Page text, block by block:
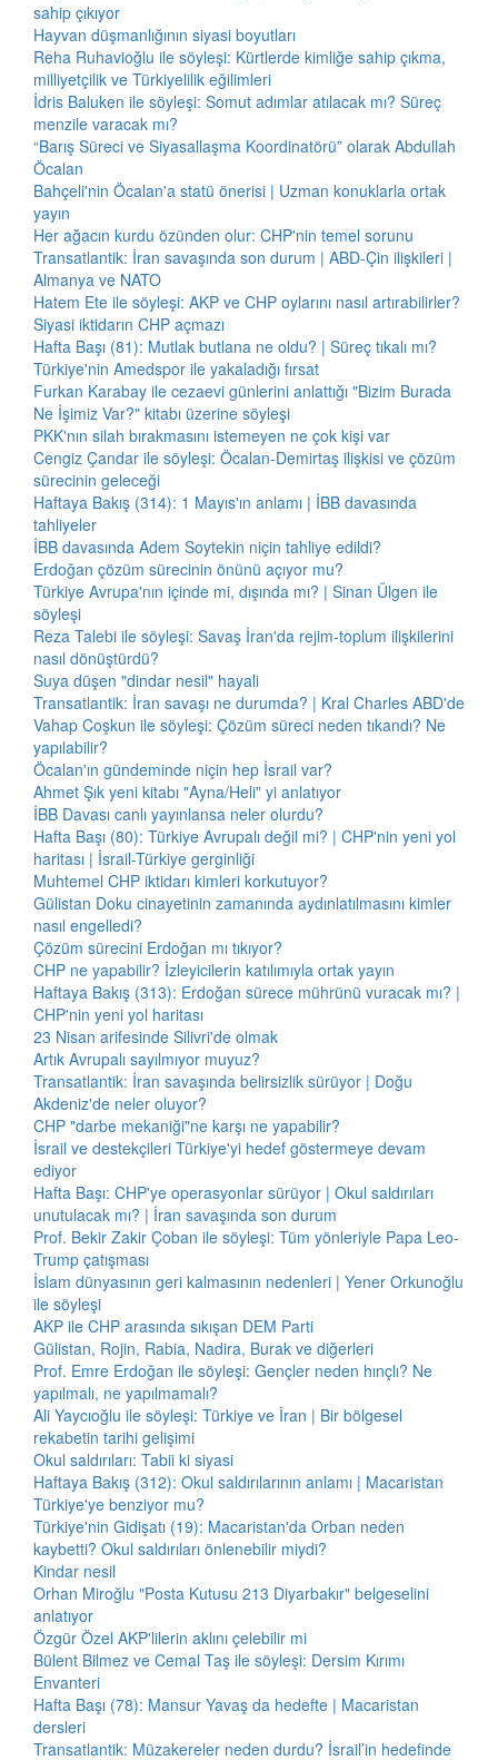
sahip çıkıyor
Hayvan düşmanlığının siyasi boyutları
Reha Ruhavioğlu ile söyleşi: Kürtlerde kimliğe sahip çıkma,
milliyetçilik ve Türkiyelilik eğilimleri
İdris Baluken ile söyleşi: Somut adımlar atılacak mı? Süreç
menzile varacak mı?
“Barış Süreci ve Siyasallaşma Koordinatörü” olarak Abdullah
Öcalan
Bahçeli'nin Öcalan'a statü önerisi | Uzman konuklarla ortak
yayın
Her ağacın kurdu özünden olur: CHP'nin temel sorunu
Transatlantik: İran savaşında son durum | ABD-Çin ilişkileri |
Almanya ve NATO
Hatem Ete ile söyleşi: AKP ve CHP oylarını nasıl artırabilirler?
Siyasi iktidarın CHP açmazı
Hafta Başı (81): Mutlak butlana ne oldu? | Süreç tıkalı mı?
Türkiye'nin Amedspor ile yakaladığı fırsat
Furkan Karabay ile cezaevi günlerini anlattığı "Bizim Burada
Ne İşimiz Var?" kitabı üzerine söyleşi
PKK'nın silah bırakmasını istemeyen ne çok kişi var
Cengiz Çandar ile söyleşi: Öcalan-Demirtaş ilişkisi ve çözüm
sürecinin geleceği
Haftaya Bakış (314): 1 Mayıs'ın anlamı | İBB davasında
tahliyeler
İBB davasında Adem Soytekin niçin tahliye edildi?
Erdoğan çözüm sürecinin önünü açıyor mu?
Türkiye Avrupa'nın içinde mi, dışında mı? | Sinan Ülgen ile
söyleşi
Reza Talebi ile söyleşi: Savaş İran'da rejim-toplum ilişkilerini
nasıl dönüştürdü?
Suya düşen "dindar nesil" hayali
Transatlantik: İran savaşı ne durumda? | Kral Charles ABD'de
Vahap Coşkun ile söyleşi: Çözüm süreci neden tıkandı? Ne
yapılabilir?
Öcalan'ın gündeminde niçin hep İsrail var?
Ahmet Şık yeni kitabı "Ayna/Heli" yi anlatıyor
İBB Davası canlı yayınlansa neler olurdu?
Hafta Başı (80): Türkiye Avrupalı değil mi? | CHP'nin yeni yol
haritası | İsrail-Türkiye gerginliği
Muhtemel CHP iktidarı kimleri korkutuyor?
Gülistan Doku cinayetinin zamanında aydınlatılmasını kimler
nasıl engelledi?
Çözüm sürecini Erdoğan mı tıkıyor?
CHP ne yapabilir? İzleyicilerin katılımıyla ortak yayın
Haftaya Bakış (313): Erdoğan sürece mührünü vuracak mı? |
CHP'nin yeni yol haritası
23 Nisan arifesinde Silivri'de olmak
Artık Avrupalı sayılmıyor muyuz?
Transatlantik: İran savaşında belirsizlik sürüyor | Doğu
Akdeniz'de neler oluyor?
CHP "darbe mekaniği"ne karşı ne yapabilir?
İsrail ve destekçileri Türkiye'yi hedef göstermeye devam
ediyor
Hafta Başı: CHP'ye operasyonlar sürüyor | Okul saldırıları
unutulacak mı? | İran savaşında son durum
Prof. Bekir Zakir Çoban ile söyleşi: Tüm yönleriyle Papa Leo-
Trump çatışması
İslam dünyasının geri kalmasının nedenleri | Yener Orkunoğlu
ile söyleşi
AKP ile CHP arasında sıkışan DEM Parti
Gülistan, Rojin, Rabia, Nadira, Burak ve diğerleri
Prof. Emre Erdoğan ile söyleşi: Gençler neden hınçlı? Ne
yapılmalı, ne yapılmamalı?
Ali Yaycıoğlu ile söyleşi: Türkiye ve İran | Bir bölgesel
rekabetin tarihi gelişimi
Okul saldırıları: Tabii ki siyasi
Haftaya Bakış (312): Okul saldırılarının anlamı | Macaristan
Türkiye'ye benziyor mu?
Türkiye'nin Gidişatı (19): Macaristan'da Orban neden
kaybetti? Okul saldırıları önlenebilir miydi?
Kindar nesil
Orhan Miroğlu "Posta Kutusu 213 Diyarbakır" belgeselini
anlatıyor
Özgür Özel AKP'lilerin aklını çelebilir mi
Bülent Bilmez ve Cemal Taş ile söyleşi: Dersim Kırımı
Envanteri
Hafta Başı (78): Mansur Yavaş da hedefte | Macaristan
dersleri
Transatlantik: Müzakereler neden durdu? İsrail’in hedefinde